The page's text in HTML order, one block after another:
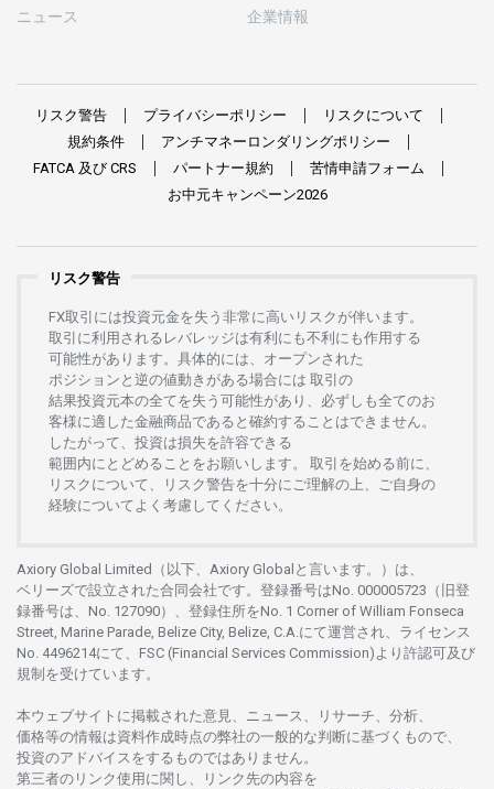
ニュース
企業情報
リスク警告 プライバシーポリシー
リスクについて
規約条件
アンチマネーロンダリングポリシー
FATCA 及び CRS パートナー規約 苦情申請フォーム
お中元キャンペーン2026
リスク警告
FX取引には投資元金を失う 非常に高い リスクが伴います。
取引に利用さ れる レバレッジは有利にも不利にも作用する
可能性があります。 具体的には、 オープンさ れた
ポジションと 逆の値動きがある場合には 取引の
結果投資元本の全てを失う 可能性があり、 必ずしも全てのお
客様に適した金融商品であると 確約することはできません。
したがって、 投資は損失を許容できる
範囲内にとどめることをお願いします。 取引を始める前に、
リスクについて、
リスク警告を十分にご理解の上、 ご自身の
経験についてよく 考慮してください。
Axiory Global Limited（以下、Axiory Globalと言います。）は、
ベリーズで設立さ れた合同会社です。 登録番号はNo. 000005723（旧登
録番号は、No. 127090）、 登録住所をNo. 1 Corner of William Fonseca
Street, Marine Parade, Belize City, Belize, C.A.にて運営さ れ、 ライセンス
No. 4496214にて、FSC (Financial Services Commission)より 許認可及び
規制を受けています。
本ウェブサイトに掲載さ れた意見、ニュース、リサーチ、分析、
価格等の情報は資料作成時点の弊社の一般的な判断に基づくもので、
投資のアドバイスをするものではありません。
第三者の リンク使用に関し、 リンク先の内容を